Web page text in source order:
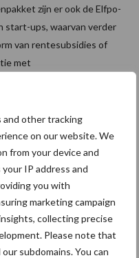
and other tracking
on our website. We
from your device and
IP address and
you with
marketing campaign
collecting precise
Please note that
subdomains. You can
zijn er ook de Elfpo-
start-ups, waarvan verder
van rentesubsidies of
met
blijft
en
handel